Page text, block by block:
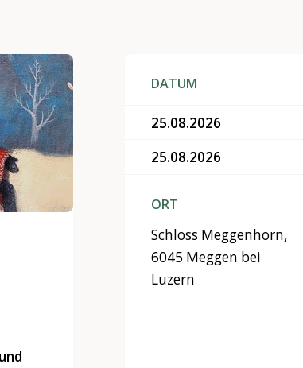
DATUM
25.08.2026
25.08.2026
ORT
Schloss Meggenhorn,
6045 Meggen bei
Luzern